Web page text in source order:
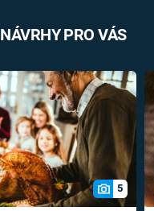
NÁVRHY PRO VÁS
5